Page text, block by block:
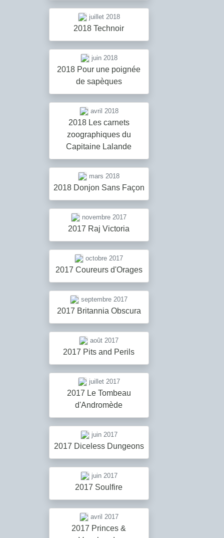
juillet 2018
2018 Technoir
juin 2018
2018 Pour une poignée
de sapèques
avril 2018
2018 Les carnets
zoographiques du
Capitaine Lalande
mars 2018
2018 Donjon Sans Façon
novembre 2017
2017 Raj Victoria
octobre 2017
2017 Coureurs d'Orages
septembre 2017
2017 Britannia Obscura
août 2017
2017 Pits and Perils
juillet 2017
2017 Le Tombeau
d'Andromède
juin 2017
2017 Diceless Dungeons
juin 2017
2017 Soulfire
avril 2017
2017 Princes &